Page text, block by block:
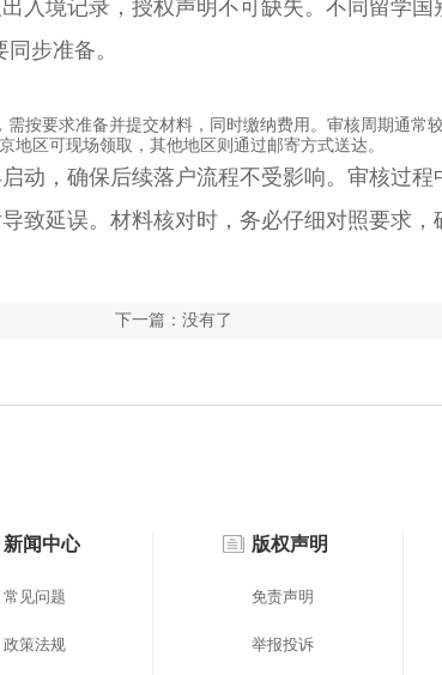
入境记录，授权声明不可缺失。不同留学国
步准备。
按要求准备并提交材料，同时缴纳费用。审核周期通常
区可现场领取，其他地区则通过邮寄方式送达。
，确保后续落户流程不受影响。审核过程
致延误。材料核对时，务必仔细对照要求，
下一篇：没有了
新闻中心
常见问题
政策法规
版权声明
免责声明
举报投诉